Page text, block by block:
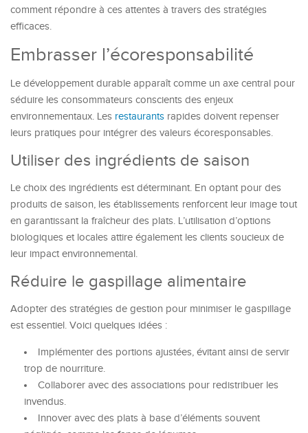
comment répondre à ces attentes à travers des stratégies
efficaces.
Embrasser l’écoresponsabilité
Le développement durable apparaît comme un axe central pour
séduire les consommateurs conscients des enjeux
environnementaux. Les restaurants rapides doivent repenser
leurs pratiques pour intégrer des valeurs écoresponsables.
Utiliser des ingrédients de saison
Le choix des ingrédients est déterminant. En optant pour des
produits de saison, les établissements renforcent leur image tout
en garantissant la fraîcheur des plats. L’utilisation d’options
biologiques et locales attire également les clients soucieux de
leur impact environnemental.
Réduire le gaspillage alimentaire
Adopter des stratégies de gestion pour minimiser le gaspillage
est essentiel. Voici quelques idées :
Implémenter des portions ajustées, évitant ainsi de servir
trop de nourriture.
Collaborer avec des associations pour redistribuer les
invendus.
Innover avec des plats à base d’éléments souvent